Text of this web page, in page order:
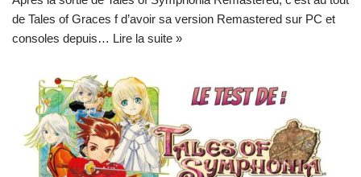
de Tales of Graces f d’avoir sa version Remastered sur PC et
consoles depuis… Lire la suite »